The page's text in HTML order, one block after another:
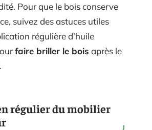
Pour que le bois conserve
suivez des astuces utiles
régulière d’huile
faire briller le bois après le
régulier du mobilier